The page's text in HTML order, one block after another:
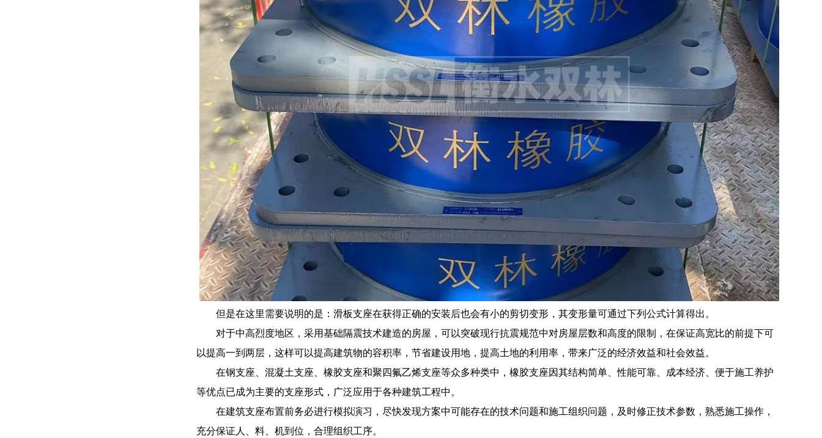
但是在这里需要说明的是：滑板支座在获得正确的安装后也会有小的剪切变形，其变形量可通过下列公式计算得出。
对于中高烈度地区，采用基础隔震技术建造的房屋，可以突破现行抗震规范中对房屋层数和高度的限制，在保证高宽比的前提下可
以提高一到两层，这样可以提高建筑物的容积率，节省建设用地，提高土地的利用率，带来广泛的经济效益和社会效益。
在钢支座、混凝土支座、橡胶支座和聚四氟乙烯支座等众多种类中，橡胶支座因其结构简单、性能可靠、成本经济、便于施工养护
等优点已成为主要的支座形式，广泛应用于各种建筑工程中。
在建筑支座布置前务必进行模拟演习，尽快发现方案中可能存在的技术问题和施工组织问题，及时修正技术参数，熟悉施工操作，
充分保证人、料、机到位，合理组织工序。